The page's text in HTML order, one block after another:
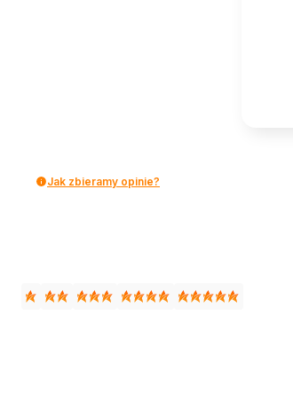
Jak zbieramy opinie?